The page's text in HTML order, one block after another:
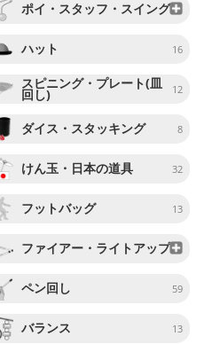
ポイ・スタッフ・スイング
ハット 16
スピニング・プレート(皿
回し) 12
ダイス・スタッキング 8
けん玉・日本の道具 32
フットバッグ 13
ファイアー・ライトアップ
ペン回し 59
バランス 13